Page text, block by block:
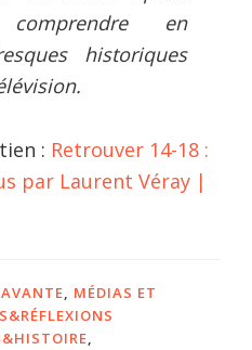
en
historiques
: Retrouver 14-18 :
par Laurent Véray |
, MÉDIAS ET
,